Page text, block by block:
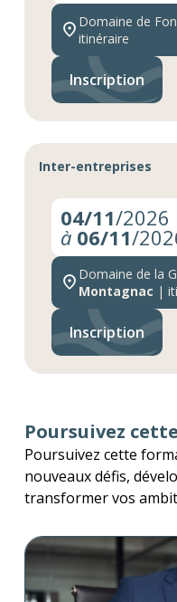
Domaine de
itinéraire
Inscription
Inter-entreprises
04/11/2026
à 06/11/
Domaine de la
Montagnac |
Inscription
Poursuivez
Poursuivez cette
nouveaux défis,
transformer vos